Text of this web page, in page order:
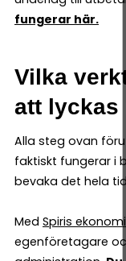
fungerar här.
Vilka
att lyckas
Alla steg ovan
faktiskt fungerar i
bevaka det hela
Med Spiris
egenföretagare